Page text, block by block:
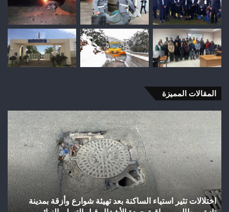
المقالات المميزة
شباب
رأس
أجيري
يحقق
إنجازاً
تاريخياً
بالصعود
إلى
القسم
شباب رأس أجيري يحقق إنجازاً تاريخياً بالصعود إلى القسم